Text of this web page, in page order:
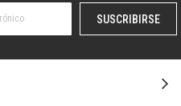
SUSCRIBIRSE